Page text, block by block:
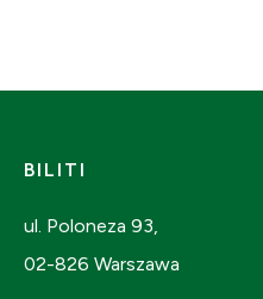
BILITI
ul. Poloneza 93,
02-826 Warszawa